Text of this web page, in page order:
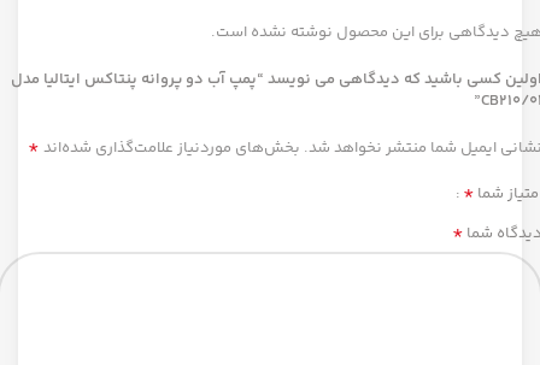
دیدگاهی برای این محصول نوشته نشده است.
کسی باشید که دیدگاهی می نویسد “پمپ آب دو پروانه پنتاکس ایتالیا مدل
CB210/
ایمیل شما منتشر نخواهد شد. بخش‌های موردنیاز علامت‌گذاری شده‌اند *
شما *
شما *